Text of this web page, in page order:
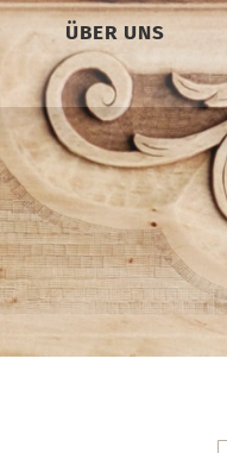
ÜBER UNS